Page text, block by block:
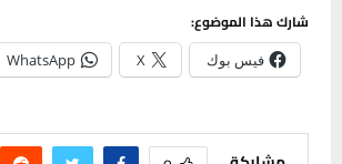
شارك هذا الموضوع:
فيس بوك X
WhatsApp